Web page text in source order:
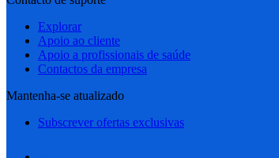
Explorar
Apoio ao cliente
Apoio a profissionais de saúde
Contactos da empresa
Mantenha-se atualizado
Subscrever ofertas exclusivas